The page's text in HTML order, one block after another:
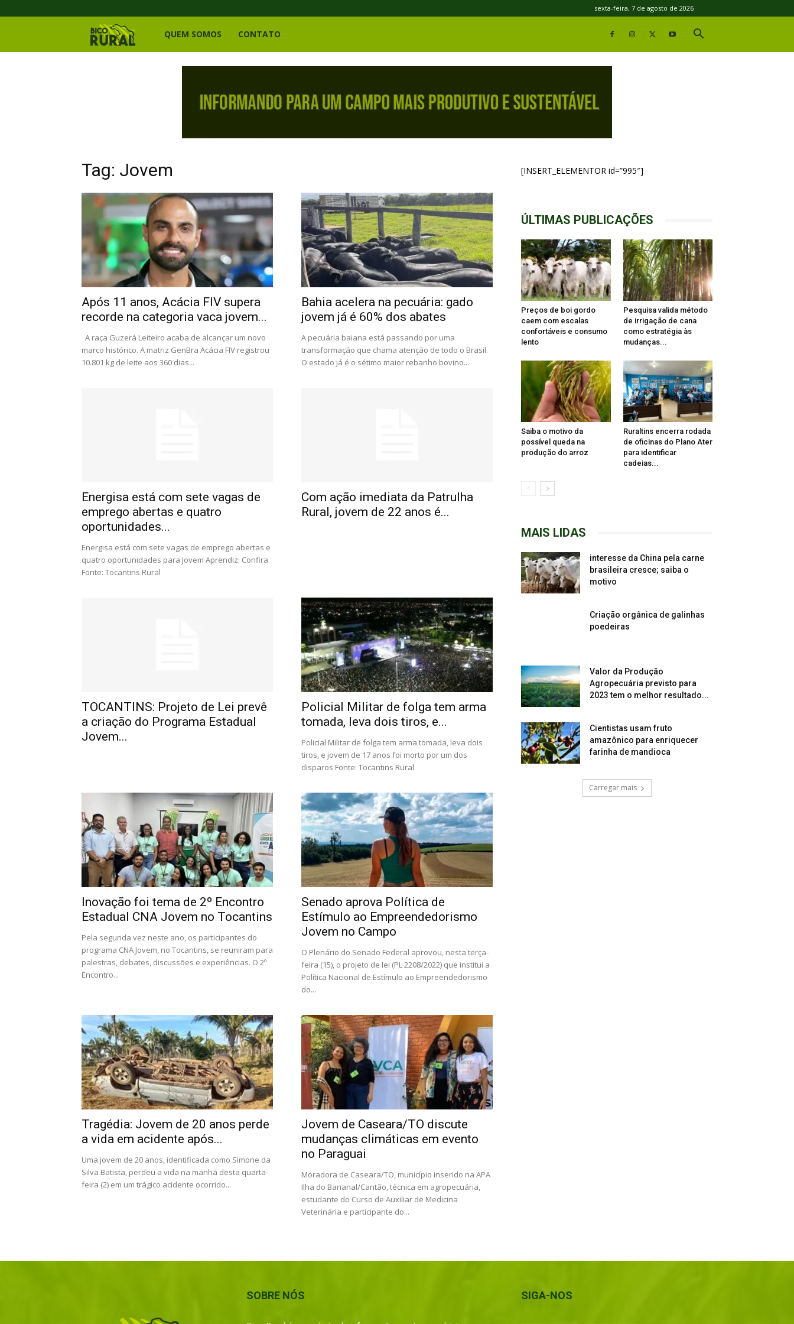
sexta-feira, 7 de agosto de 2026
Bico
QUEM SOMOS CONTATO
Tag: Jovem
Após 11 anos, Acácia FIV supera
recorde na categoria vaca jovem...
A raça Guzerá Leiteiro acaba de alcançar um novo
marco histórico. A matriz GenBra Acácia FIV registrou
10.801 kg de leite aos 360 dias...
Bahia acelera na pecuária: gado
jovem já é 60% dos abates
A pecuária baiana está passando por uma
transformação que chama atenção de todo o Brasil.
O estado já é o sétimo maior rebanho bovino...
Energisa está com sete vagas de
emprego abertas e quatro
oportunidades...
Energisa está com sete vagas de emprego abertas e
quatro oportunidades para Jovem Aprendiz: Confira
Fonte: Tocantins Rural
Com ação imediata da Patrulha
Rural, jovem de 22 anos é...
TOCANTINS: Projeto de Lei prevê
a criação do Programa Estadual
Jovem...
Policial Militar de folga tem arma
tomada, leva dois tiros, e...
Policial Militar de folga tem arma tomada, leva dois
tiros, e jovem de 17 anos foi morto por um dos
disparos Fonte: Tocantins Rural
Inovação foi tema de 2º Encontro
Estadual CNA Jovem no Tocantins
Pela segunda vez neste ano, os participantes do
programa CNA Jovem, no Tocantins, se reuniram para
palestras, debates, discussões e experiências. O 2º
Encontro...
Senado aprova Política de
Estímulo ao Empreendedorismo
Jovem no Campo
O Plenário do Senado Federal aprovou, nesta terça-
feira (15), o projeto de lei (PL 2208/2022) que institui a
Política Nacional de Estímulo ao Empreendedorismo
do...
Tragédia: Jovem de 20 anos perde
a vida em acidente após...
Uma jovem de 20 anos, identificada como Simone da
Silva Batista, perdeu a vida na manhã desta quarta-
feira (2) em um trágico acidente ocorrido...
Jovem de Caseara/TO discute
mudanças climáticas em evento
no Paraguai
Moradora de Caseara/TO, município inserido na APA
Ilha do Bananal/Cantão, técnica em agropecuária,
estudante do Curso de Auxiliar de Medicina
Veterinária e participante do...
[INSERT_ELEMENTOR id=”995″]
ÚLTIMAS PUBLICAÇÕES
Preços de boi gordo
caem com escalas
confortáveis e consumo
lento
Pesquisa valida método
de irrigação de cana
como estratégia às
mudanças...
Saiba o motivo da
possível queda na
produção do arroz
Ruraltins encerra rodada
de oficinas do Plano Ater
para identificar
cadeias...
MAIS LIDAS
interesse da China pela carne
brasileira cresce; saiba o
motivo
Criação orgânica de galinhas
poedeiras
Valor da Produção
Agropecuária previsto para
2023 tem o melhor resultado...
Cientistas usam fruto
amazônico para enriquecer
farinha de mandioca
Carregar mais
SOBRE NÓS SIGA-NOS